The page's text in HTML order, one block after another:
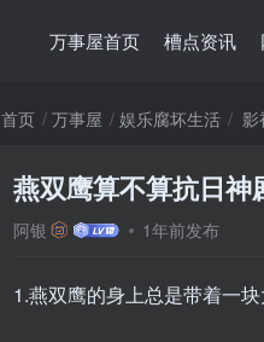
万事屋首页 槽点资讯
首页 万事屋 娱乐腐坏生活 影
燕双鹰算不算抗日神
阿银 1年前发布
1.燕双鹰的身上总是带着一块